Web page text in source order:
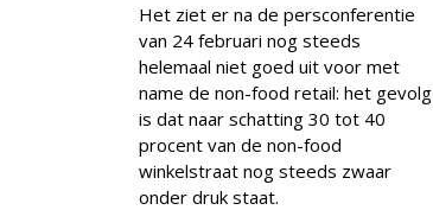
Het ziet er na de persconferentie
van 24 februari nog steeds
helemaal niet goed uit voor met
name de non-food retail: het gevolg
is dat naar schatting 30 tot 40
procent van de non-food
winkelstraat nog steeds zwaar
onder druk staat.